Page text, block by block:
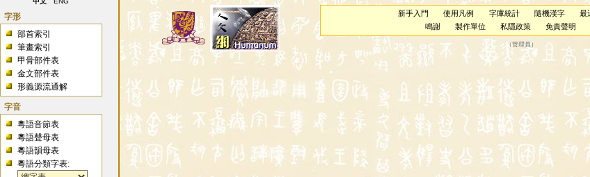
字形
部首索引
筆畫索引
甲骨部件表
金文部件表
形義源流通解
字音
粵語音節表
粵語聲母表
粵語韻母表
粵語分類字表:
新手入門 使用凡例 字庫統計 隨機漢字
最
鳴謝
製作單位 私隱政策 免責聲明
（管理員 ）